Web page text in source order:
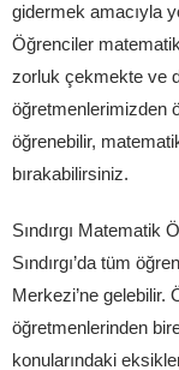
gidermek amacıyla
Öğrenciler
zorluk çekmekte ve
öğretmenlerimizden
öğrenebilir,
bırakabilirsiniz.
Sındırgı Matematik
Sındırgı’da tüm
Merkezi’ne
öğretmenlerinden
konularındaki